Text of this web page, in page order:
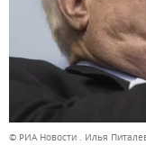
© РИА Новости . Илья